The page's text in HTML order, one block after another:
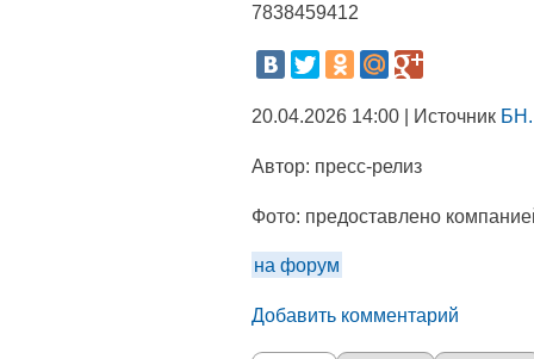
7838459412
20.04.2026 14:00 | Источник
Автор: пресс-релиз
Фото: предоставлено
на форум
Добавить комментарий